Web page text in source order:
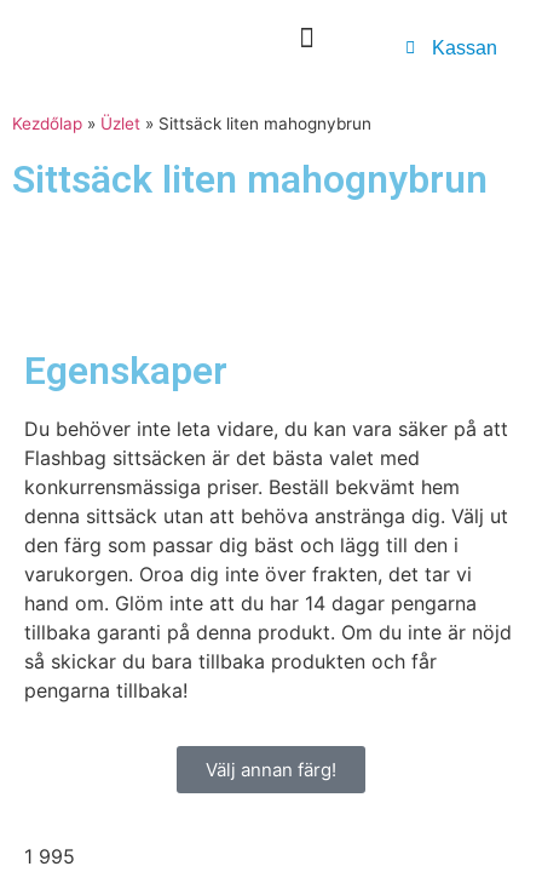
Kassan
Kezdőlap » Üzlet » Sittsäck liten mahognybrun
Sittsäck liten mahognybrun
Egenskaper
Du behöver inte leta vidare, du kan vara säker på att
Flashbag sittsäcken är det bästa valet med
konkurrensmässiga priser. Beställ bekvämt hem
denna sittsäck utan att behöva anstränga dig. Välj ut
den färg som passar dig bäst och lägg till den i
varukorgen. Oroa dig inte över frakten, det tar vi
hand om. Glöm inte att du har 14 dagar pengarna
tillbaka garanti på denna produkt. Om du inte är nöjd
så skickar du bara tillbaka produkten och får
pengarna tillbaka!
Välj annan färg!
1 995